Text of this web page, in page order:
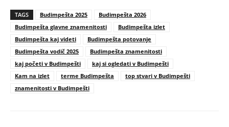
TAGS Budimpešta 2025
Budimpešta 2026
Budimpešta glavne znamenitosti
Budimpešta izlet
Budimpešta kaj videti
Budimpešta potovanje
Budimpešta vodič 2025
Budimpešta znamenitosti
kaj početi v Budimpešti
kaj si ogledati v Budimpešti
Kam na izlet
terme Budimpešta
top stvari v Budimpešti
znamenitosti v Budimpešti